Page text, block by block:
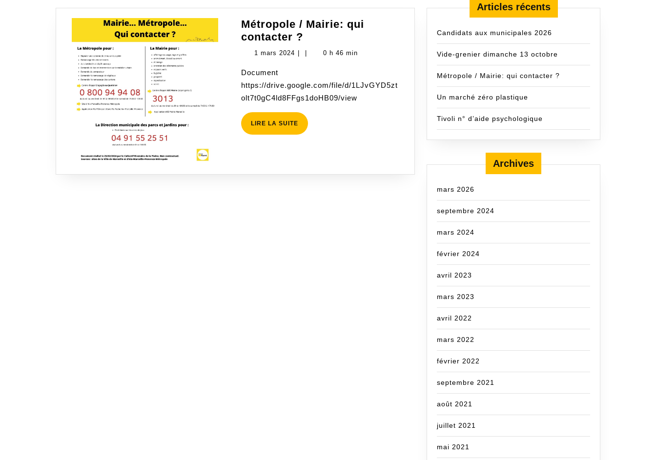
Métropole / Mairie: qui
contacter ?
/
contacter
?
1 mars 2024 1
0 h 46 min
Document
https://drive.google.com/file/d/1LJvGYD5zt
olt7t0gC4ld8FFgs1doHB09/view
LIRE LA SUITE LIRE
LA
Articles récents
Candidats aux municipales 2026
Vide-grenier dimanche 13 octobre
Métropole / Mairie: qui contacter ?
Un marché zéro plastique
Tivoli n° d’aide psychologique
Archives
mars 2026
septembre 2024
mars 2024
février 2024
avril 2023
mars 2023
avril 2022
mars 2022
février 2022
septembre 2021
août 2021
juillet 2021
mai 2021